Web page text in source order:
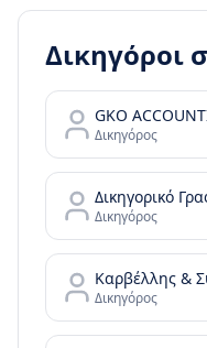
Δικηγόροι
Δικηγόρος
Δικηγόρος
Καρβέλλης &
Δικηγόρος